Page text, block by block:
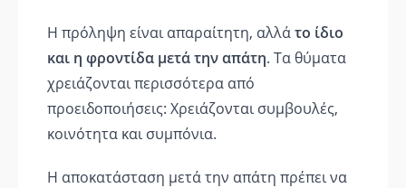
Η πρόληψη είναι απαραίτητη, αλλάτο ίδιο
και η φροντίδα μετά την απάτη. Τα θύματα
χρειάζονται περισσότερα από
προειδοποιήσεις: Χρειάζονται συμβουλές,
κοινότητα και συμπόνια.
Η αποκατάσταση μετά την απάτη πρέπει να